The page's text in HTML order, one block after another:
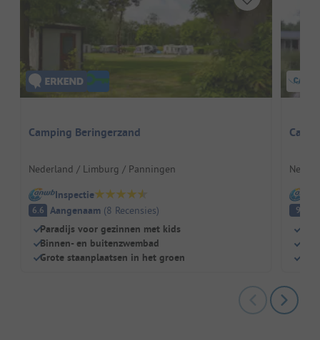
Camping Beringerzand
Nederland / Limburg / Panningen
Inspectie
6.6 Aangenaam (8 Recensies)
Paradijs voor gezinnen met kids
Binnen- en buitenzwembad
Grote staanplaatsen in het groen
9